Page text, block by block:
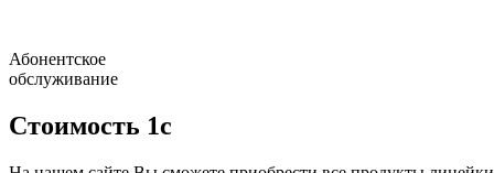
Абонентское
обслуживание
Стоимость 1с